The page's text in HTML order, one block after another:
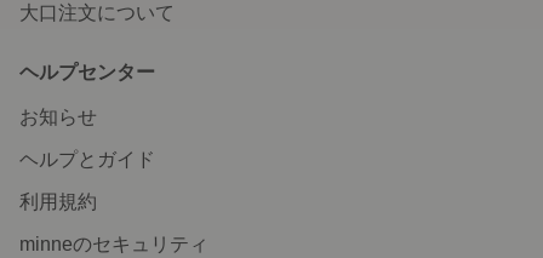
大口注文について
ヘルプセンター
お知らせ
ヘルプとガイド
利用規約
minneのセキュリティ